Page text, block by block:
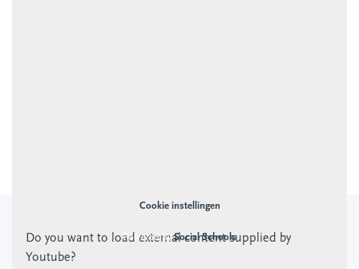
Do you want to load external content supplied by
Youtube?
Cookie instellingen
Powered bySocial Schools